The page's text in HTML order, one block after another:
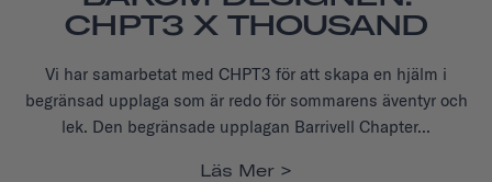
CHPT3 X THOUSAND
Vi har samarbetat med CHPT3 för att skapa en hjälm i
begränsad upplaga som är redo för sommarens äventyr och
lek. Den begränsade upplagan Barrivell Chapter...
Läs Mer